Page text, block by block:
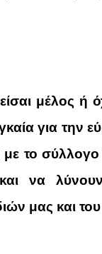
μέλος ή
για την
το
να
μας και του